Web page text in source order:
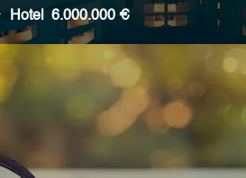
Hotel 6.000.000 €